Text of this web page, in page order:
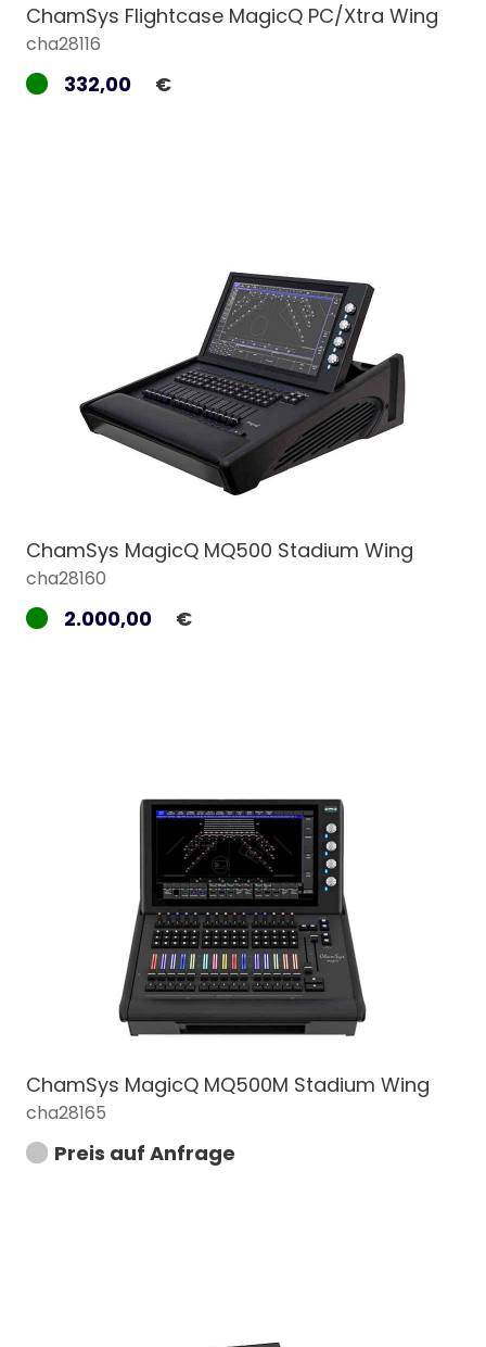
ChamSys Flightcase MagicQ PC/Xtra Wing
cha28116
332,00 €
ChamSys MagicQ MQ500 Stadium Wing
cha28160
2.000,00 €
ChamSys MagicQ MQ500M Stadium Wing
cha28165
Preis auf Anfrage